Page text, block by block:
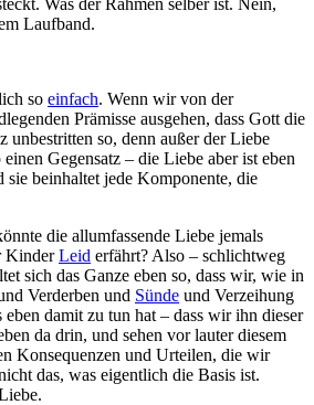
Laufband.
so einfach. Wenn wir von der
Prämisse ausgehen, dass Gott die
unbestritten so, denn außer der Liebe
Gegensatz – die Liebe aber ist eben
sie beinhaltet jede Komponente, die
die allumfassende Liebe jemals
KinderLeid erfährt? Also – schlichtweg
sich das Ganze eben so, dass wir, wie in
Verderben und Sünde und Verzeihung
damit zu tun hat – dass wir ihn dieser
da drin, und sehen vor lauter diesem
Konsequenzen und Urteilen, die wir
das, was eigentlich die Basis ist.